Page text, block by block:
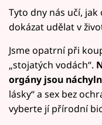
Tyto dny nás učí,
dokázat udělat v
Jsme opatrní při
„stojatých vodách“.
orgány jsou
lásky“ a sex bez
vyberte jí přírodní